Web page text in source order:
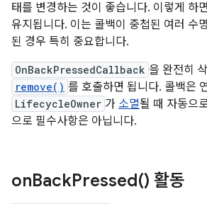
태를 변경하는 것이 좋습니다. 이렇게 하
유지됩니다. 이는 콜백이 중첩된 여러 수
된 경우 특히 중요합니다.
OnBackPressedCallback 을 완전히
remove() 를 호출하면 됩니다. 콜백은
LifecycleOwner 가 소멸될 때 자동으
으로 필수사항은 아닙니다.
onBackPressed() 활동